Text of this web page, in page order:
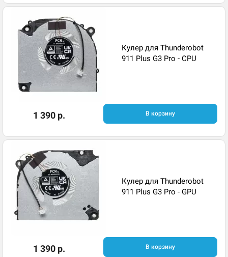
Кулер для Thunderobot
911 Plus G3 Pro - CPU
1 390 р. В корзину
Кулер для Thunderobot
911 Plus G3 Pro - GPU
1 390 р. В корзину